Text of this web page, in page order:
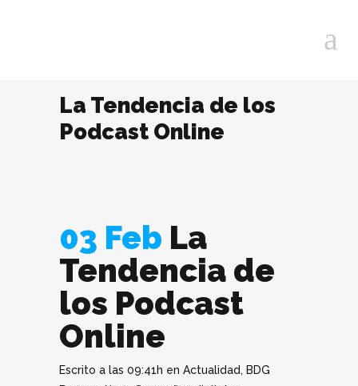
La Tendencia de los
Podcast Online
03 Feb La
Tendencia de
los Podcast
Online
Escrito a las 09:41h en Actualidad, BDG